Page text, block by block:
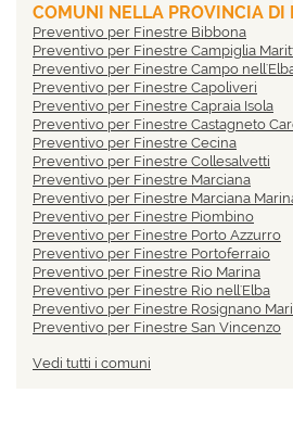
Preventivo per Finestre Catania
Preventivo per Finestre Catanzaro
Preventivo per Finestre Chieti
Preventivo per Finestre Como
Preventivo per Finestre Cosenza
Preventivo per Finestre Cremona
Preventivo per Finestre Crotone
Preventivo per Finestre Cuneo
Preventivo per Finestre Enna
Preventivo per Finestre Fermo
Preventivo per Finestre Ferrara
Preventivo per Finestre Firenze
Preventivo per Finestre Foggia
Preventivo per Finestre Forlì-Cesena
Preventivo per Finestre Frosinone
Preventivo per Finestre Genova
Preventivo per Finestre Gorizia
Preventivo per Finestre Grosseto
Preventivo per Finestre Isernia
COMUNI NELLA PROVINCIA DI
Preventivo per Finestre Bibbona
Preventivo per Finestre Campiglia
Preventivo per Finestre Campo
Preventivo per Finestre Capoliveri
Preventivo per Finestre Capraia Isola
Preventivo per Finestre Castagneto
Preventivo per Finestre Cecina
Preventivo per Finestre Collesalvetti
Preventivo per Finestre Marciana
Preventivo per Finestre Marciana
Preventivo per Finestre Piombino
Preventivo per Finestre Porto Azzurro
Preventivo per Finestre Portoferraio
Preventivo per Finestre Rio Marina
Preventivo per Finestre Rio nell'Elba
Preventivo per Finestre Rosignano
Preventivo per Finestre San Vincenzo
Preventivo per Finestre Suvereto
Vedi tutti i comuni